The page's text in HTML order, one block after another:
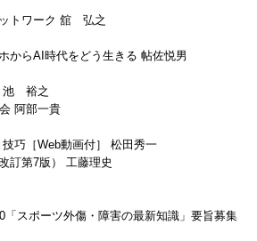
トワーク 舘 弘之
からAI時代をどう生きる 帖佐悦男
池 裕之
阿部一貴
巧［Web動画付］ 松田秀一
訂第7版） 工藤理史
スポーツ外傷・障害の最新知識」要旨募集